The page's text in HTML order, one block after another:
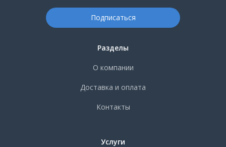
Разделы
О компании
Доставка и оплата
Контакты
Услуги